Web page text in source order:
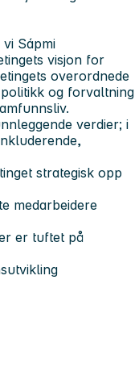
Sápmi
visjon for
overordnede
og forvaltning
verdier; i
strategisk opp
medarbeidere
er tuftet på